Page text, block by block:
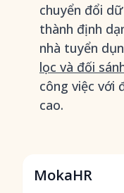
chuyển đổi
thành định
nhà tuyển
lọc và đối
công việc với
cao.
MokaHR